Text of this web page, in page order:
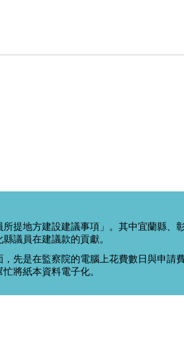
所提地方建設建議事項」。其中宜蘭縣
議員在建議款的貢獻。
先是在監察院的電腦上花費數日與申請
將紙本資料電子化。